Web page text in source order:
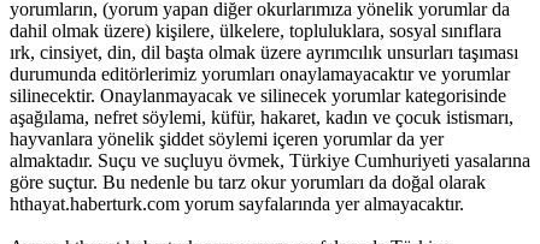
yorumların, (yorum yapan diğer okurlarımıza yönelik yorumlar da
dahil olmak üzere) kişilere, ülkelere, topluluklara, sosyal sınıflara
ırk, cinsiyet, din, dil başta olmak üzere ayrımcılık unsurları taşıması
durumunda editörlerimiz yorumları onaylamayacaktır ve yorumlar
silinecektir. Onaylanmayacak ve silinecek yorumlar kategorisinde
aşağılama, nefret söylemi, küfür, hakaret, kadın ve çocuk istismarı,
hayvanlara yönelik şiddet söylemi içeren yorumlar da yer
almaktadır. Suçu ve suçluyu övmek, Türkiye Cumhuriyeti yasalarına
göre suçtur. Bu nedenle bu tarz okur yorumları da doğal olarak
hthayat.haberturk.com yorum sayfalarında yer almayacaktır.